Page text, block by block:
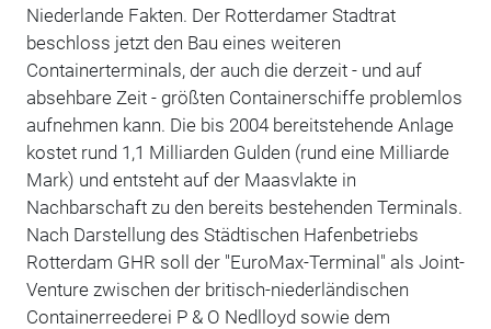
Niederlande Fakten. Der Rotterdamer Stadtrat
beschloss jetzt den Bau eines weiteren
Containerterminals, der auch die derzeit - und auf
absehbare Zeit - größten Containerschiffe problemlos
aufnehmen kann. Die bis 2004 bereitstehende Anlage
kostet rund 1,1 Milliarden Gulden (rund eine Milliarde
Mark) und entsteht auf der Maasvlakte in
Nachbarschaft zu den bereits bestehenden Terminals.
Nach Darstellung des Städtischen Hafenbetriebs
Rotterdam GHR soll der "EuroMax-Terminal" als Joint-
Venture zwischen der britisch-niederländischen
Containerreederei P & O Nedlloyd sowie dem